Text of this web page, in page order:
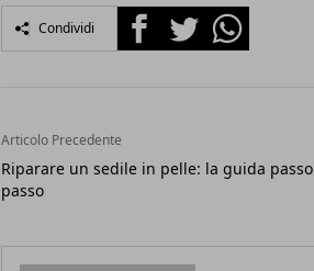
Condividi FacebookTwitterWhatsapp
Articolo Precedente
Riparare un sedile in pelle: la guida passo
passo